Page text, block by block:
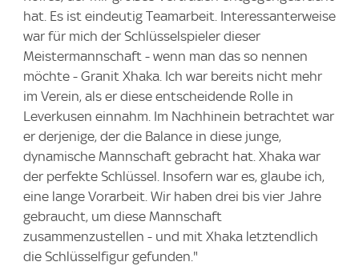
hat. Es ist eindeutig Teamarbeit. Interessanterweise
war für mich der Schlüsselspieler dieser
Meistermannschaft - wenn man das so nennen
möchte - Granit Xhaka. Ich war bereits nicht mehr
im Verein, als er diese entscheidende Rolle in
Leverkusen einnahm. Im Nachhinein betrachtet war
er derjenige, der die Balance in diese junge,
dynamische Mannschaft gebracht hat. Xhaka war
der perfekte Schlüssel. Insofern war es, glaube ich,
eine lange Vorarbeit. Wir haben drei bis vier Jahre
gebraucht, um diese Mannschaft
zusammenzustellen - und mit Xhaka letztendlich
die Schlüsselfigur gefunden."